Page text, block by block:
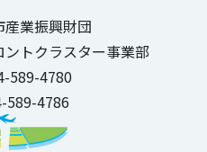
業振興財団
トクラスター事業部
589-4780
589-4786